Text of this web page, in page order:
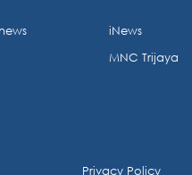
iNews
MNC Trijaya
Privacy Policy